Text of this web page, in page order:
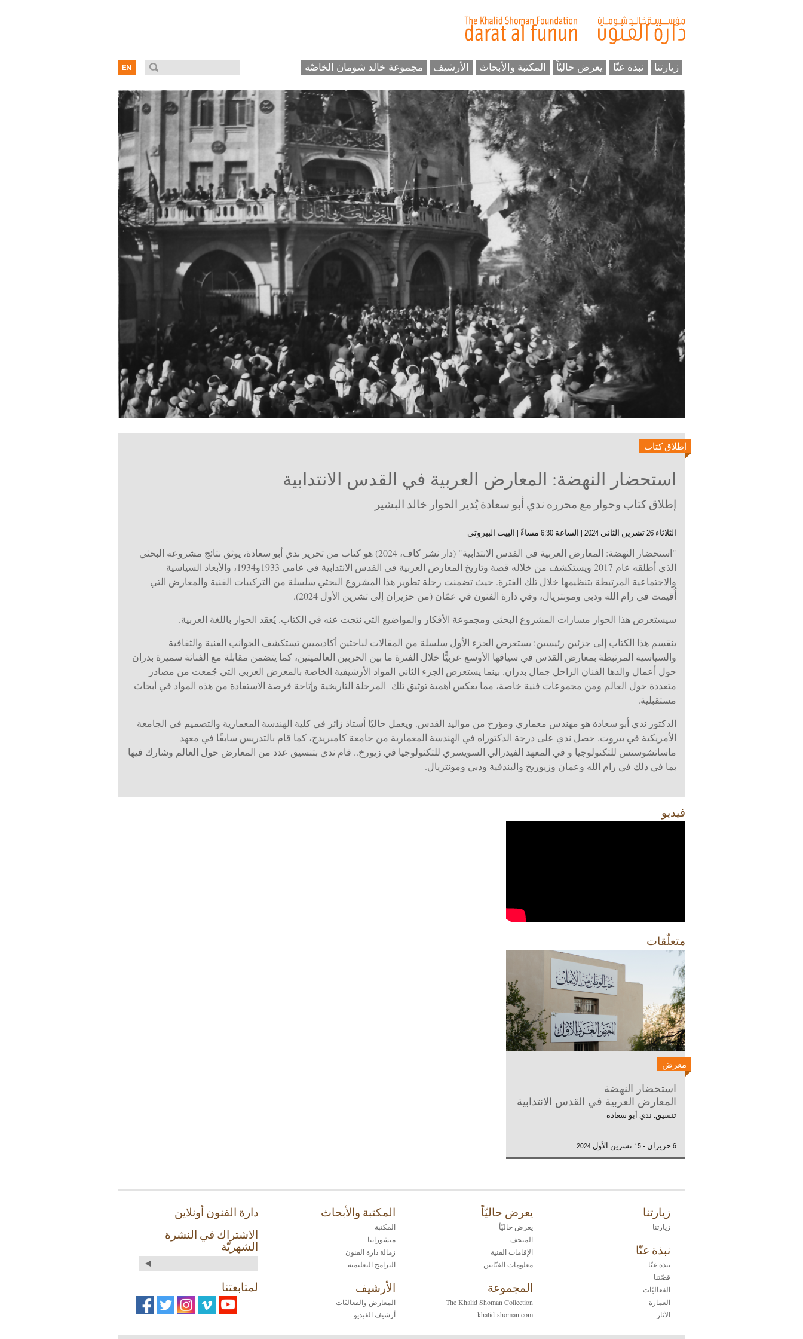
زيارتنا نبذة عنّا يعرض حاليّاً المكتبة والأبحاث الأرشيف مجموعة خالد شومان الخاصّة
إطلاق كتاب
استحضار النهضة: المعارض العربية في القدس الانتدابية
إطلاق كتاب وحوار مع محرره ندي أبو سعادة يُدير الحوار خالد البشير
الثلاثاء 26 تشرين الثاني 2024 | الساعة 6:30 مساءً | البيت البيروتي
"استحضار النهضة: المعارض العربية في القدس الانتدابية" (دار نشر كاف، 2024) هو كتاب من تحرير ندي أبو سعادة، يوثق نتائج مشروعه البحثي
الذي أطلقه عام 2017 ويستكشف من خلاله قصة وتاريخ المعارض العربية في القدس الانتدابية في عامي 1933و1934، والأبعاد السياسية
والاجتماعية المرتبطة بتنظيمها خلال تلك الفترة. حيث تضمنت رحلة تطوير هذا المشروع البحثي سلسلة من التركيبات الفنية والمعارض التي
أُقيمت في رام الله ودبي ومونتريال، وفي دارة الفنون في عمّان (من حزيران إلى تشرين الأول 2024).
سيستعرض هذا الحوار مسارات المشروع البحثي ومجموعة الأفكار والمواضيع التي نتجت عنه في الكتاب. يُعقد الحوار باللغة العربية.
ينقسم هذا الكتاب إلى جزئين رئيسين: يستعرض الجزء الأول سلسلة من المقالات لباحثين أكاديميين تستكشف الجوانب الفنية والثقافية
والسياسية المرتبطة بمعارض القدس في سياقها الأوسع عربيًّا خلال الفترة ما بين الحربين العالميتين، كما يتضمن مقابلة مع الفنانة سميرة بدران
حول أعمال والدها الفنان الراحل جمال بدران. بينما يستعرض الجزء الثاني المواد الأرشيفية الخاصة بالمعرض العربي التي جُمعت من مصادر
متعددة حول العالم ومن مجموعات فنية خاصة، مما يعكس أهمية توثيق تلك المرحلة التاريخية وإتاحة فرصة الاستفادة من هذه المواد في أبحاث
مستقبلية.
الدكتور ندي أبو سعادة هو مهندس معماري ومؤرخ من مواليد القدس. ويعمل حاليًا أستاذ زائر في كلية الهندسة المعمارية والتصميم في الجامعة
الأمريكية في بيروت. حصل ندي على درجة الدكتوراه في الهندسة المعمارية من جامعة كامبريدج، كما قام بالتدريس سابقًا في معهد
ماساتشوستس للتكنولوجيا و في المعهد الفيدرالي السويسري للتكنولوجيا في زيورخ.. قام ندي بتنسيق عدد من المعارض حول العالم وشارك فيها
بما في ذلك في رام الله وعمان وزيوريخ والبندقية ودبي ومونتريال.
فيديو
متعلّقات
معرض
استحضار النهضة
المعارض العربية في القدس الانتدابية
تنسيق: ندي أبو سعادة
6 حزيران - 15 تشرين الأول 2024
زيارتنا
زيارتنا
نبذة عنّا
نبذة عنّا
قصّتنا
الفعاليّات
العمارة
الآثار
يعرض حاليّاً
يعرض حاليّاً
المتحف
الإقامات الفنية
معلومات الفنّانين
المجموعة
The Khalid Shoman Collection
khalid-shoman.com
المكتبة والأبحاث
المكتبة
منشوراتنا
زمالة دارة الفنون
البرامج التعليمية
الأرشيف
المعارض والفعاليّات
أرشيف الفيديو
دارة الفنون أونلاين
الاشتراك في النشرة
الشهريّة
لمتابعتنا